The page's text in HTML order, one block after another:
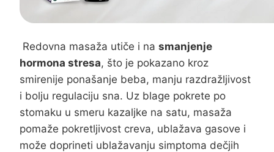
Redovna masaža utiče i na smanjenje
hormona stresa, što je pokazano kroz
smirenije ponašanje beba, manju razdražljivost
i bolju regulaciju sna. Uz blage pokrete po
stomaku u smeru kazaljke na satu, masaža
pomaže pokretljivost creva, ublažava gasove i
može doprineti ublažavanju simptoma dečjih